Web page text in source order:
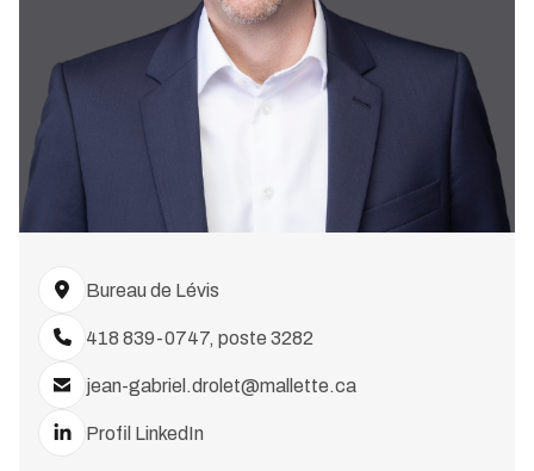
Bureau de Lévis
418 839-0747, poste 3282
jean-gabriel.drolet@mallette.ca
Profil LinkedIn